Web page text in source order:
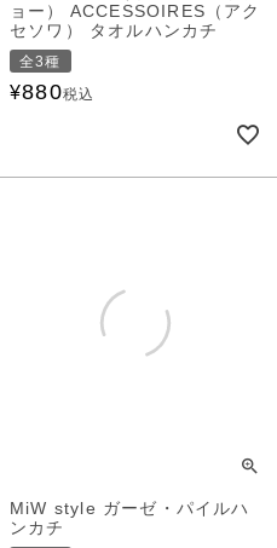
ョー） ACCESSOIRES（アク
セソワ） タオルハンカチ
全3種
¥880税込
MiW style ガーゼ・パイルハ
ンカチ